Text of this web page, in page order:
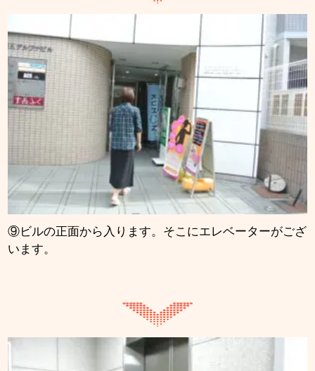
⑨ビルの正面から入ります。そこにエレベーターがござ
います。